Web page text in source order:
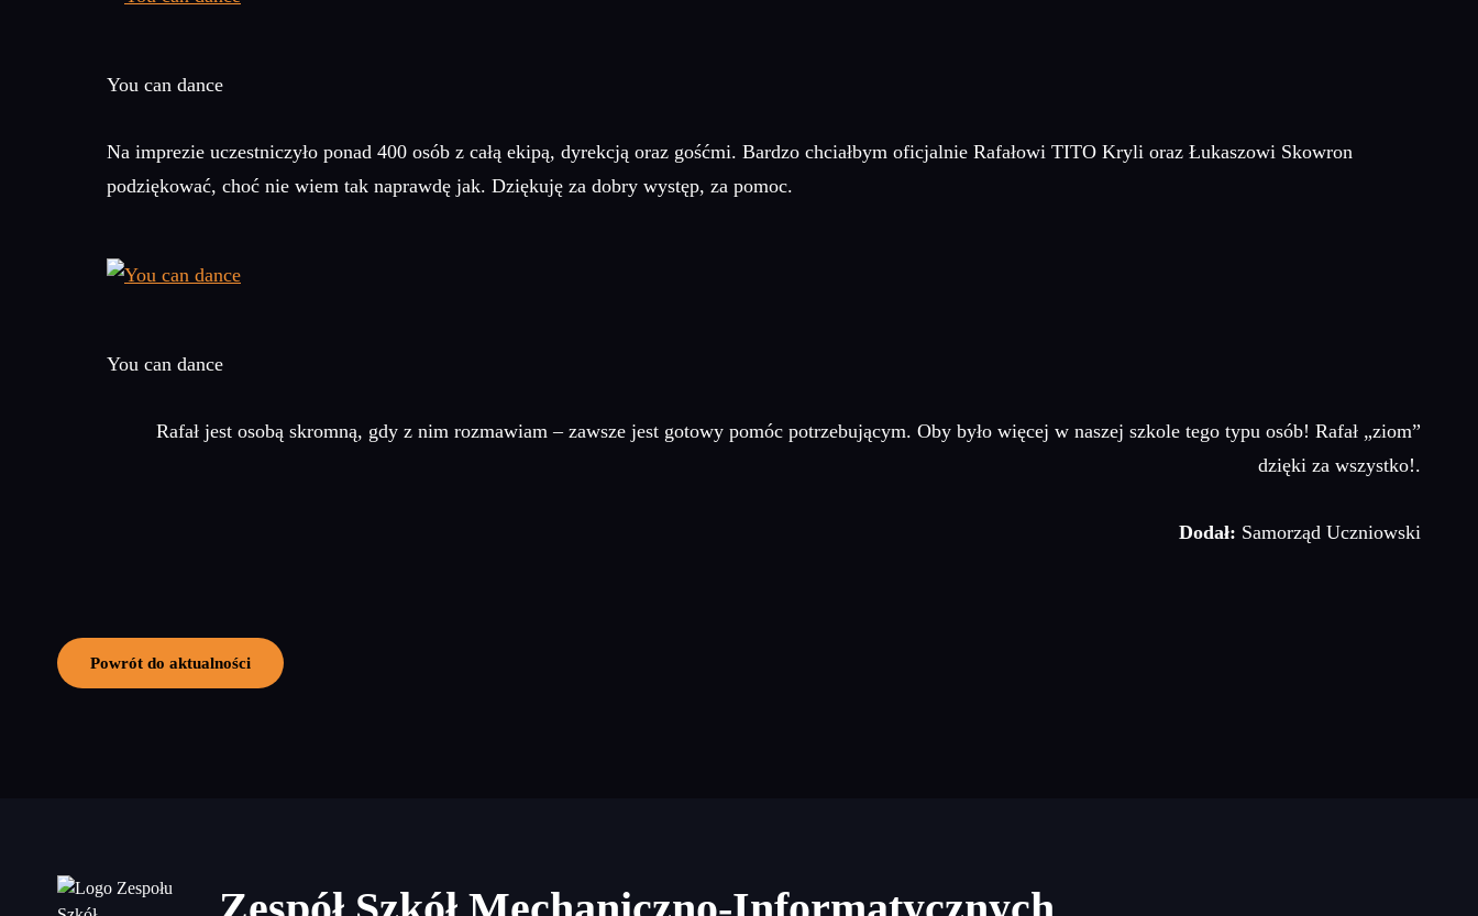
You can dance
Na imprezie uczestniczyło ponad 400 osób z całą ekipą, dyrekcją oraz gośćmi. Bardzo chciałbym oficjalnie Rafałowi TITO Kryli oraz Łukaszowi Skowron
podziękować, choć nie wiem tak naprawdę jak. Dziękuję za dobry występ, za pomoc.
You can dance
Rafał jest osobą skromną, gdy z nim rozmawiam – zawsze jest gotowy pomóc potrzebującym. Oby było więcej w naszej szkole tego typu osób! Rafał „ziom”
dzięki za wszystko!.
Dodał: Samorząd Uczniowski
Powrót do aktualności